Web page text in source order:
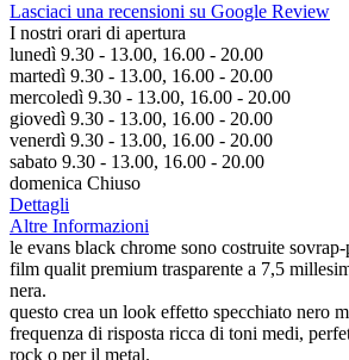
Lasciaci una recensioni su Google Review
I nostri orari di apertura
lunedì 9.30 - 13.00, 16.00 - 20.00
martedì 9.30 - 13.00, 16.00 - 20.00
mercoledì 9.30 - 13.00, 16.00 - 20.00
giovedì 9.30 - 13.00, 16.00 - 20.00
venerdì 9.30 - 13.00, 16.00 - 20.00
sabato 9.30 - 13.00, 16.00 - 20.00
domenica Chiuso
Dettagli
Altre Informazioni
le evans black chrome sono costruite
film qualit premium trasparente a 7,5
nera.
questo crea un look effetto specchiato nero
frequenza di risposta ricca di toni medi,
rock o per il metal.